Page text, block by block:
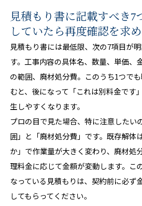
見積もり書に記載すべき7
していたら再度確認を求
見積もり書には最低限、次の7項目が
す。工事内容の具体名、数量、単価、
の範囲、廃材処分費。このうち1つで
むと、後になって「これは別料金です
生しやすくなります。
プロの目で見た場合、特に注意したい
囲」と「廃材処分費」です。既存解体
か」で作業量が大きく変わり、廃材処
理料金に応じて金額が変動します。こ
なっている見積もりは、契約前に必ず
してもらってください。